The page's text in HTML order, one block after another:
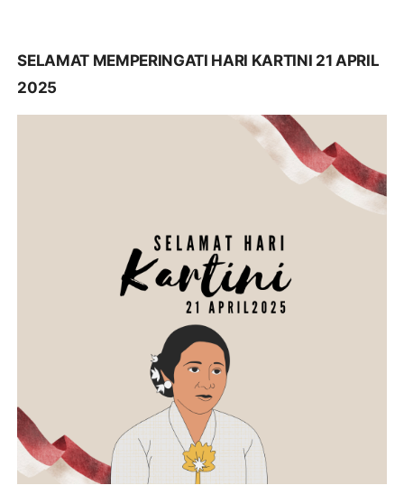
SELAMAT MEMPERINGATI HARI KARTINI 21 APRIL
2025